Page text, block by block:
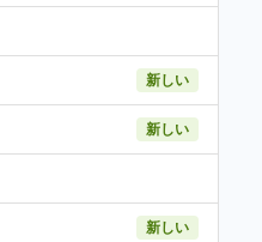
新しい
新しい
新しい